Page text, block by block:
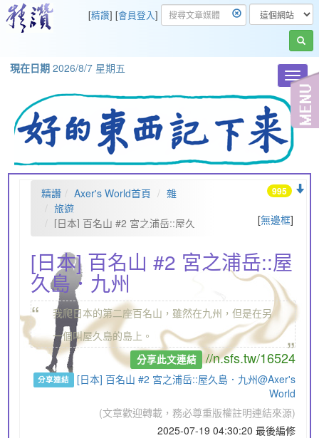
[精讚] [會員登入]
現在日期 2026/8/7 星期五
[無邊框]
精讚 Axer's World首頁
雜
旅遊
[日本] 百名山 #2 宮之浦岳::屋久
995
[日本] 百名山 #2 宮之浦岳::屋
久島．九州
“
我爬日本的第二座百名山，雖然在九州，但是在另
一個叫屋久島的島上。
„
分享此文連結 //n.sfs.tw/16524
分享連結
[日本] 百名山 #2 宮之浦岳::屋久島．九州@Axer's
World
(文章歡迎轉載，務必尊重版權註明連結來源)
2025-07-19 04:30:20 最後編修